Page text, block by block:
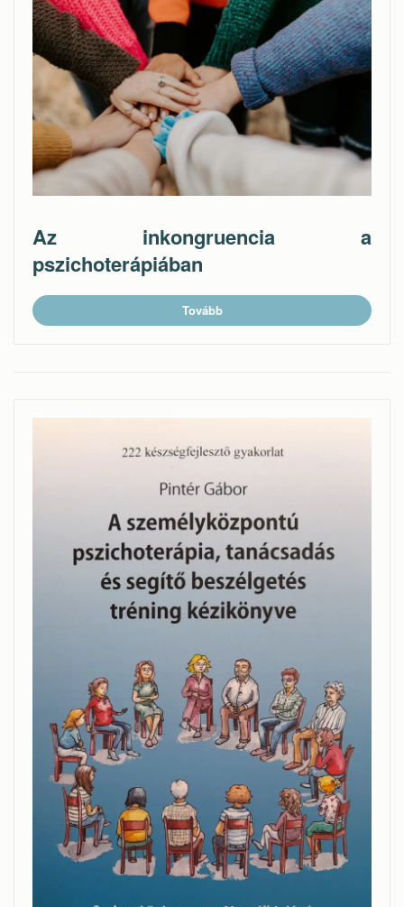
Az inkongruencia a
pszichoterápiában
Tovább